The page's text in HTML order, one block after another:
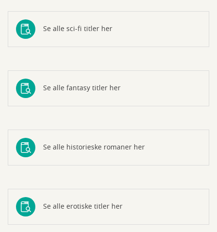
Se alle sci-fi titler her
Se alle fantasy titler her
Se alle historieske romaner her
Se alle erotiske titler her